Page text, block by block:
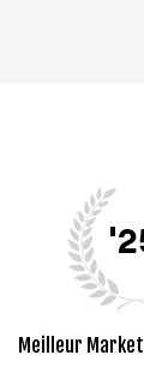
Meilleur